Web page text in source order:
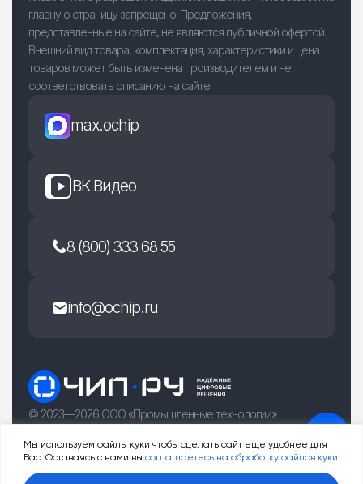
Мы используем файлы куки чтобы сделать сайт еще удобнее для
Вас. Оставаясь с нами вы соглашаетесь на обработку файлов куки
главную страницу запрещено. Предложения,
представленные на сайте, не являются публичной офертой.
Внешний вид товара, комплектация, характеристики и цена
товаров может быть изменена производителем и не
соответствовать описанию на сайте.
max.ochip
ВК Видео
8 (800) 333 68 55
info@ochip.ru
© 2023—2026 ООО «Промышленные технологии»